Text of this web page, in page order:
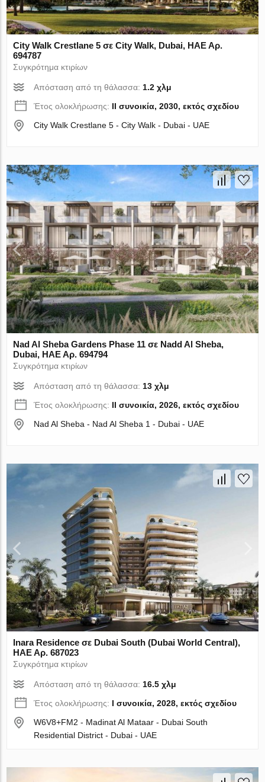
City Walk Crestlane 5 σε City Walk, Dubai, ΗΑΕ Αρ.
694787
Συγκρότημα κτιρίων
Απόσταση από τη θάλασσα: 1.2 χλμ
Έτος ολοκλήρωσης: II συνοικία, 2030, εκτός σχεδίου
City Walk Crestlane 5 - City Walk - Dubai - UAE
Nad Al Sheba Gardens Phase 11 σε Nadd Al Sheba,
Dubai, ΗΑΕ Αρ. 694794
Συγκρότημα κτιρίων
Απόσταση από τη θάλασσα: 13 χλμ
Έτος ολοκλήρωσης: II συνοικία, 2026, εκτός σχεδίου
Nad Al Sheba - Nad Al Sheba 1 - Dubai - UAE
Inara Residence σε Dubai South (Dubai World Central),
ΗΑΕ Αρ. 687023
Συγκρότημα κτιρίων
Απόσταση από τη θάλασσα:16.5 χλμ
Έτος ολοκλήρωσης: I συνοικία, 2028, εκτός σχεδίου
W6V8+FM2 - Madinat Al Mataar - Dubai South
Residential District - Dubai - UAE